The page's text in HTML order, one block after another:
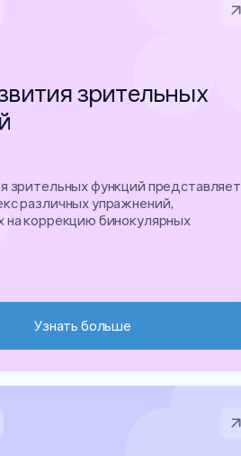
зрительных
зрительных функций представляет
различных упражнений,
на коррекцию бинокулярных
Узнать больше